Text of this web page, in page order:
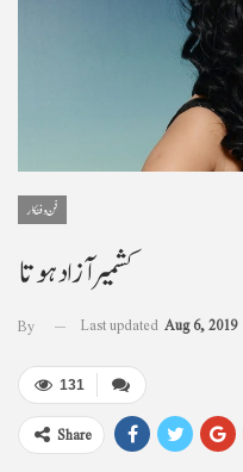
فن و فنکار
کشمیر آزاد ہوتا
By Last updated Aug 6, 2019
131
Share